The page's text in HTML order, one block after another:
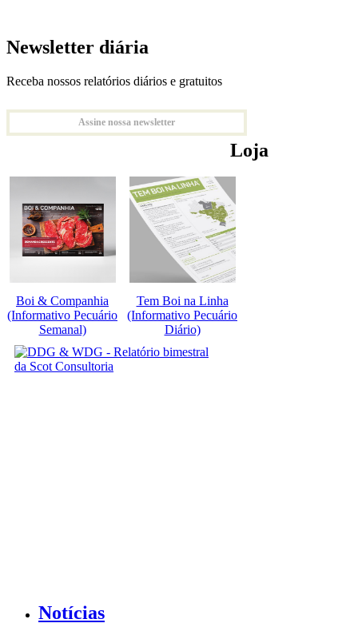
Newsletter diária
Receba nossos relatórios diários e gratuitos
Assine nossa newsletter
Loja
Boi & Companhia
(Informativo Pecuário
Semanal)
Tem Boi na Linha
(Informativo Pecuário
Diário)
Notícias